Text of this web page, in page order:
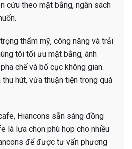
cứu theo mặt bằng, ngân sách
thẩm mỹ, công năng và trải
tôi tối ưu mặt bằng, ánh
chế và bố cục không gian.
hút, vừa thuận tiện trong quá
Hiancons sẵn sàng đồng
là lựa chọn phù hợp cho nhiều
để được tư vấn phương